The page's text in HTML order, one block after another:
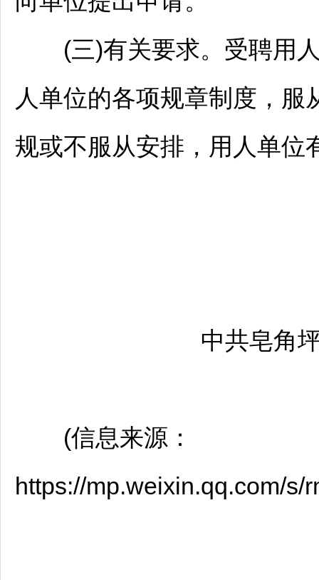
(三)有关要求。受聘用人
人单位的各项规章制度，
规或不服从安排，用人单位
中共皂角坪
(信息来源：
https://mp.weixin.qq.com/